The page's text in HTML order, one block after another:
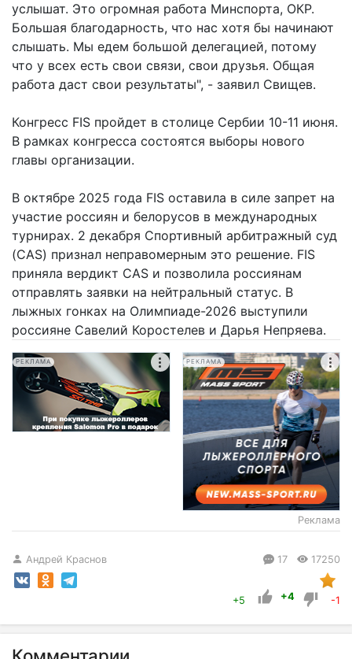
услышат. Это огромная работа Минспорта, ОКР.
Большая благодарность, что нас хотя бы начинают
слышать. Мы едем большой делегацией, потому
что у всех есть свои связи, свои друзья. Общая
работа даст свои результаты", - заявил Свищев.
Конгресс FIS пройдет в столице Сербии 10-11 июня.
В рамках конгресса состоятся выборы нового
главы организации.
В октябре 2025 года FIS оставила в силе запрет на
участие россиян и белорусов в международных
турнирах. 2 декабря Спортивный арбитражный суд
(CAS) признал неправомерным это решение. FIS
приняла вердикт CAS и позволила россиянам
отправлять заявки на нейтральный статус. В
лыжных гонках на Олимпиаде-2026 выступили
россияне Савелий Коростелев и Дарья Непряева.
РЕКЛАМА РЕКЛАМА
Реклама
Андрей Краснов 17 17250
+5 +4 -1